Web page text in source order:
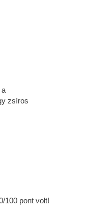
a
zsíros
100 pont volt!